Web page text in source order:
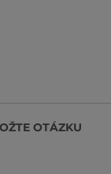
OTÁZKU